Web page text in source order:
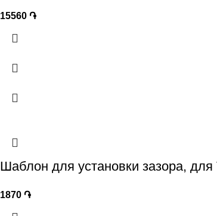
15560 ֏
Шаблон для установки зазора,
1870 ֏